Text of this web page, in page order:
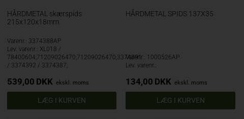
HÅRDMETAL skærspids
215x120x18mm
Varenr.: 3374388AP
Lev. varenr.: XL018 /
78400604;71209026470;71209026470;3374391
/ 3374392 / 3374387;
539,00 DKK ekskl. moms
HÅRDMETAL SPIDS 137X35
Varenr.: 1000526AP
Lev. varenr.:
134,00 DKK ekskl. moms